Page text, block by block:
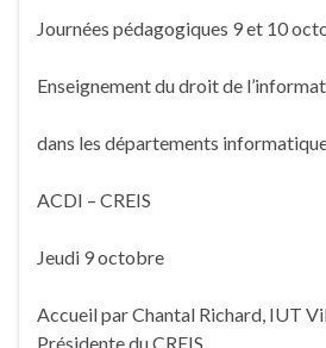
Journées pédagogiques 9 et 10
Enseignement du droit de
dans les départements
ACDI – CREIS
Jeudi 9 octobre
Accueil par Chantal Richard, IUT
Présidente du CREIS